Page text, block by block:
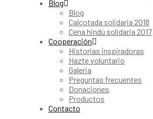
Blog
Blog
Calçotada solidaria 2018
Cena hindú solidaria 2017
Cooperación
Historias inspiradoras
Hazte voluntario
Galeria
Preguntas frecuentes
Donaciones
Productos
Contacto